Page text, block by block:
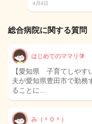
4月4日
総合病院に関する質問
はじめてのママリ🔰
【愛知県 子育てしやす
夫が愛知県豊田市で勤務
ることに…
み（＾Ｏ＾）